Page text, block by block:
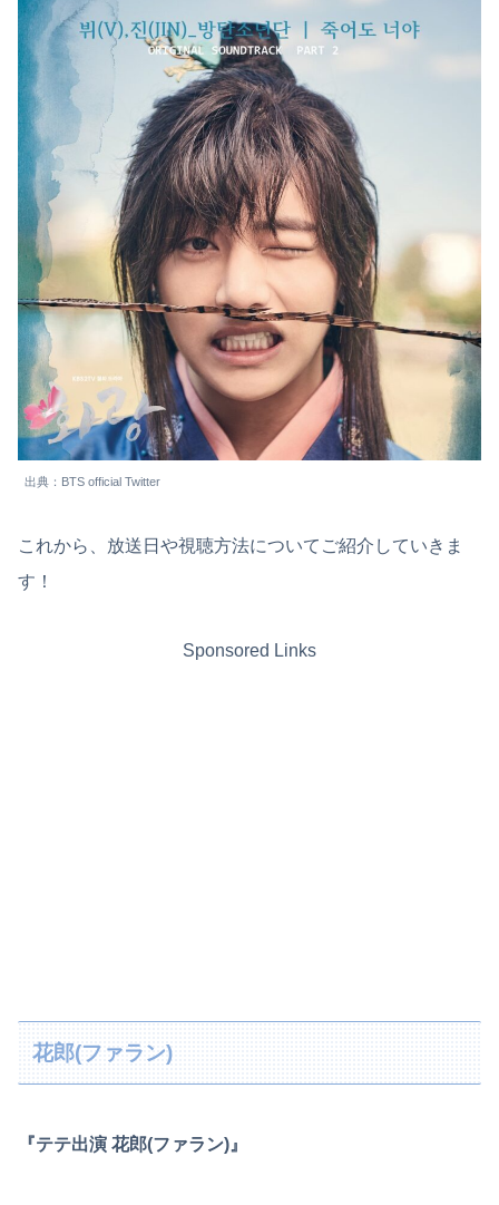
出典：BTS official Twitter
これから、放送日や視聴方法についてご紹介していきま
す！
Sponsored Links
花郎(ファラン)
『テテ出演 花郎(ファラン)』